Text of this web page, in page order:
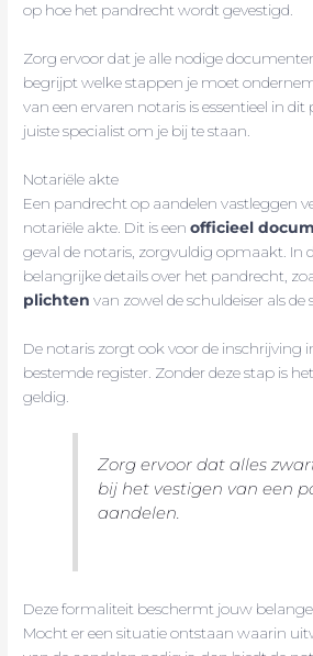
op hoe het pandrecht wordt gevestigd.
Zorg ervoor dat je alle nodige
begrijpt welke stappen je moet
van een ervaren notaris is essentieel in dit
juiste specialist om je bij te staan.
Notariële akte
Een pandrecht op aandelen vastleggen
notariële akte. Dit is eenofficieel
geval de notaris, zorgvuldig opmaakt. In
belangrijke details over het pandrecht,
plichten van zowel de schuldeiser als de
De notaris zorgt ook voor de inschrijving
bestemde register. Zonder deze stap is
geldig.
Zorg ervoor dat alles
bij het vestigen van een
aandelen.
Deze formaliteit beschermt jouw
Mocht er een situatie ontstaan waarin